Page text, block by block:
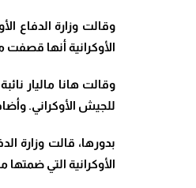
وقالت وزارة الدفاع
الأوكرانية أنها قصفت مواقع عسكرية
وقالت هانا ماليار
للجيش الأوكراني.
بدورها، قالت وزارة
الأوكرانية التي ضمتها